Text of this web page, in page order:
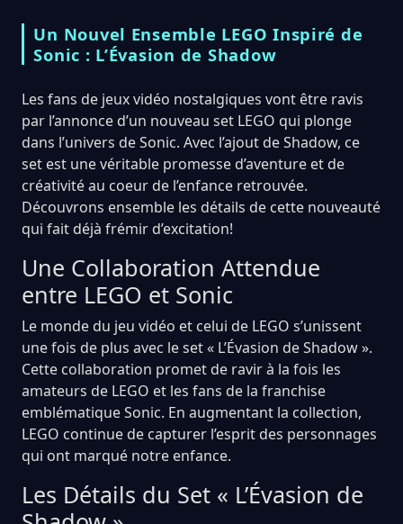
Un Nouvel Ensemble LEGO Inspiré de
Sonic : L’Évasion de Shadow
Les fans de jeux vidéo nostalgiques vont être ravis
par l’annonce d’un nouveau set LEGO qui plonge
dans l’univers de Sonic. Avec l’ajout de Shadow, ce
set est une véritable promesse d’aventure et de
créativité au coeur de l’enfance retrouvée.
Découvrons ensemble les détails de cette nouveauté
qui fait déjà frémir d’excitation!
Une Collaboration Attendue
entre LEGO et Sonic
Le monde du jeu vidéo et celui de LEGO s’unissent
une fois de plus avec le set « L’Évasion de Shadow ».
Cette collaboration promet de ravir à la fois les
amateurs de LEGO et les fans de la franchise
emblématique Sonic. En augmentant la collection,
LEGO continue de capturer l’esprit des personnages
qui ont marqué notre enfance.
Les Détails du Set « L’Évasion de